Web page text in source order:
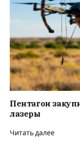
Пентагон
лазеры
Читать далее